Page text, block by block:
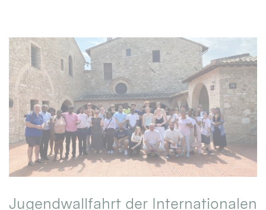
Jugendwallfahrt der Internationalen